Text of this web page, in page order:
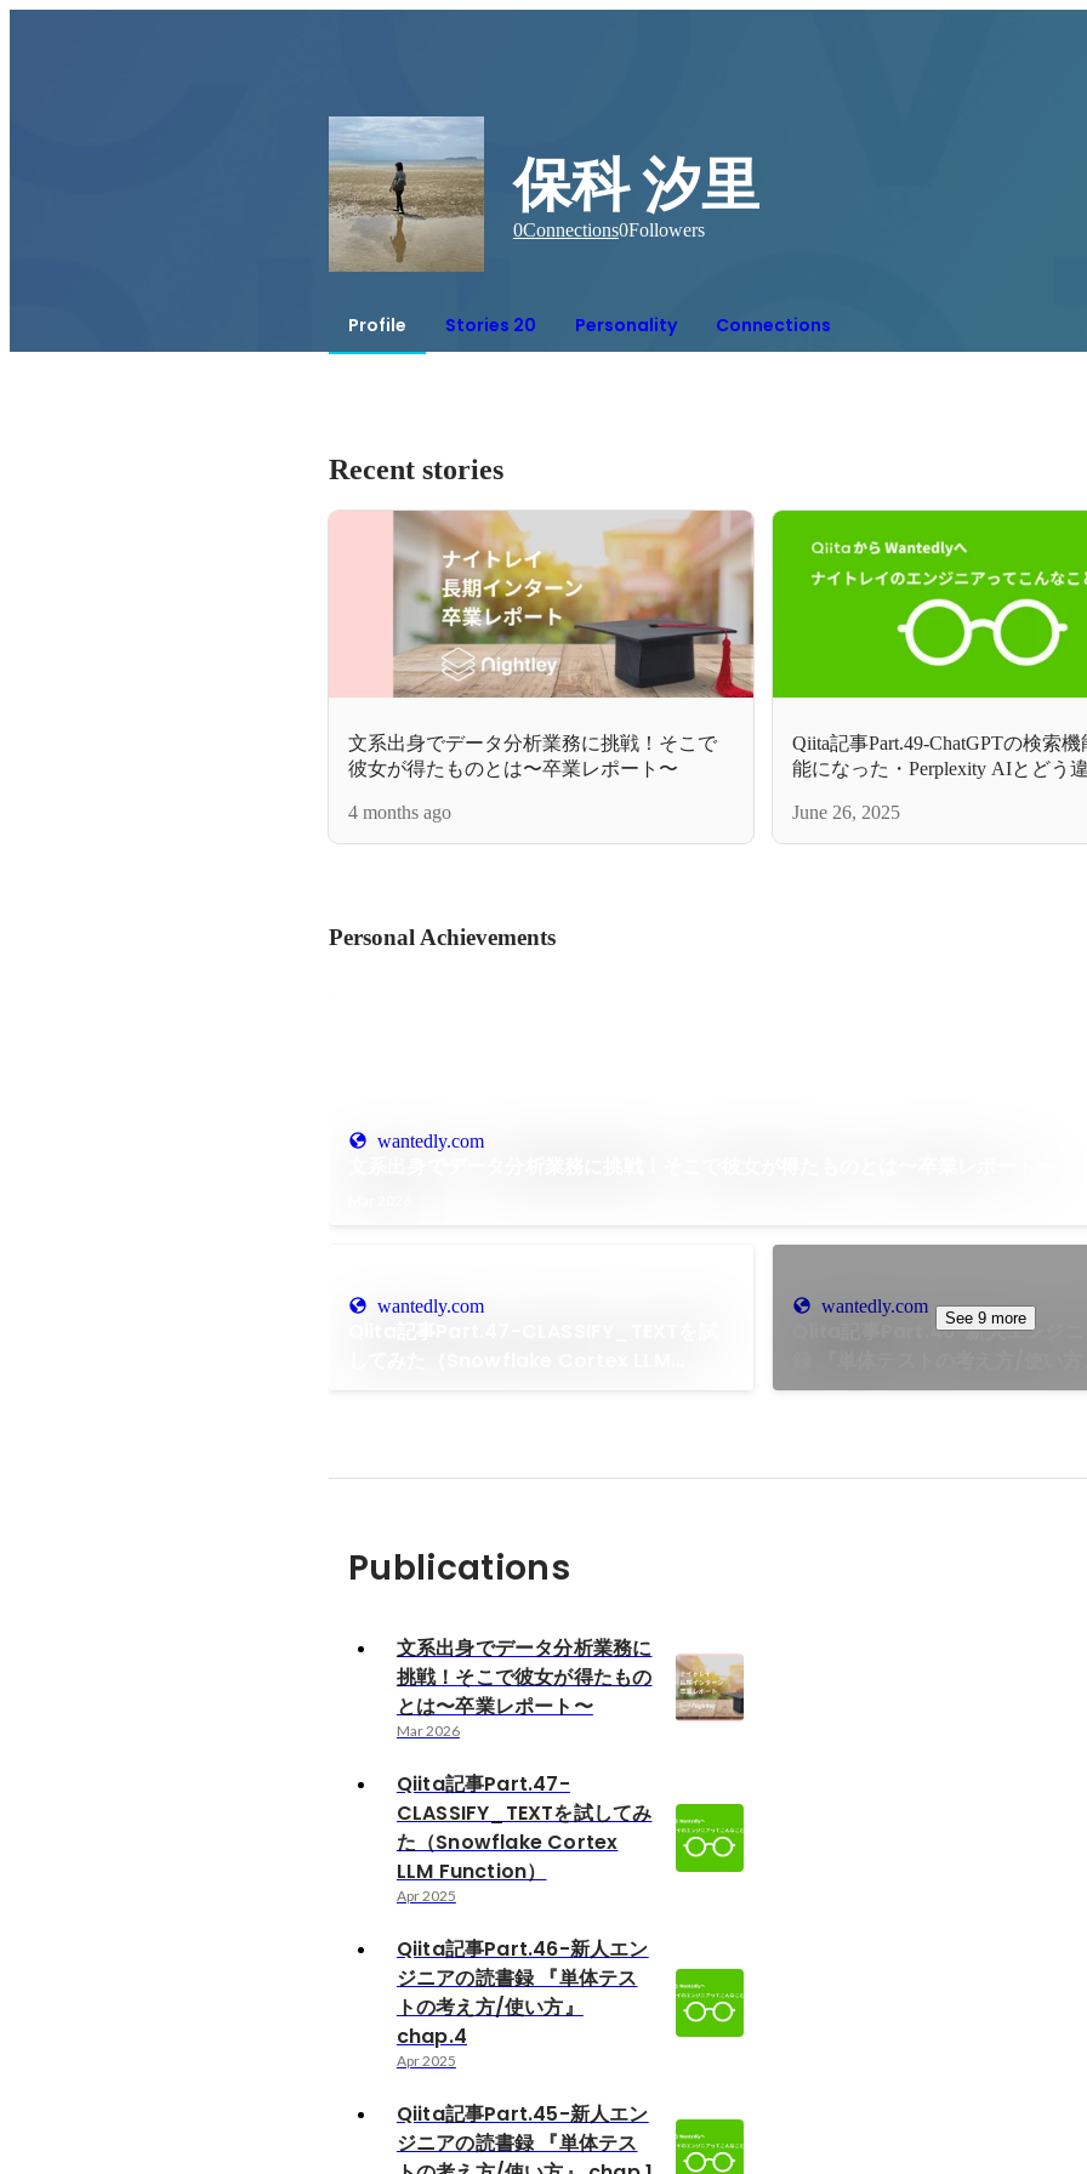
保科 汐里
0Connections0Followers
Profile Stories 20 Personality Connections
Recent stories
文系出身でデータ分析業務に挑戦！そこで
彼女が得たものとは〜卒業レポート〜
4 months ago
Qiita記事Part.49-ChatGPTの検索
能になった・Perplexity AIとどう
June 26, 2025
Personal Achievements
wantedly.com
wantedly.com wantedly.com
Qiita記事Part.46-新人エンジニ
See 9 more
Publications
文系出身でデータ分析業務に
挑戦！そこで彼女が得たもの
とは〜卒業レポート〜
Mar 2026
Qiita記事Part.47-
CLASSIFY_TEXTを試してみ
た（Snowflake Cortex
LLM Function）
Apr 2025
Qiita記事Part.46-新人エン
ジニアの読書録 『単体テス
トの考え方/使い方』
chap.4
Apr 2025
Qiita記事Part.45-新人エン
ジニアの読書録 『単体テス